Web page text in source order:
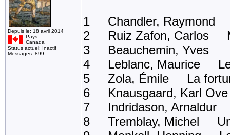
Depuis le: 18 avril 2014
Pays:
Canada
Status actuel: Inactif
Messages: 899
1 Chandler, Raymond
2 Ruiz Zafon, Carlos
3 Beauchemin, Yves
4 Leblanc, Maurice Le
5 Zola, Émile La
6 Knausgaard, Karl
7 Indridason, Arnaldur
8 Tremblay, Michel Un